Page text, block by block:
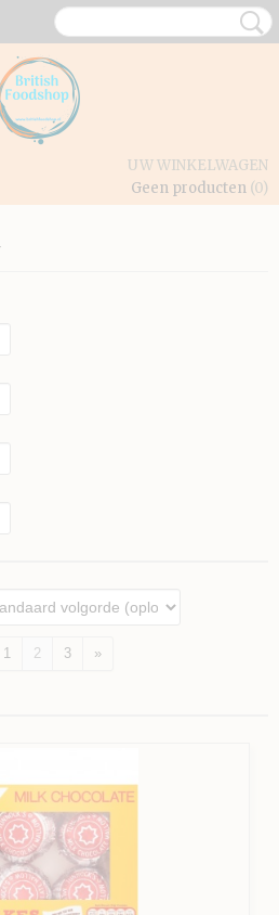
UW WINKELWAGEN
Geen producten (0)
1 2 3 »